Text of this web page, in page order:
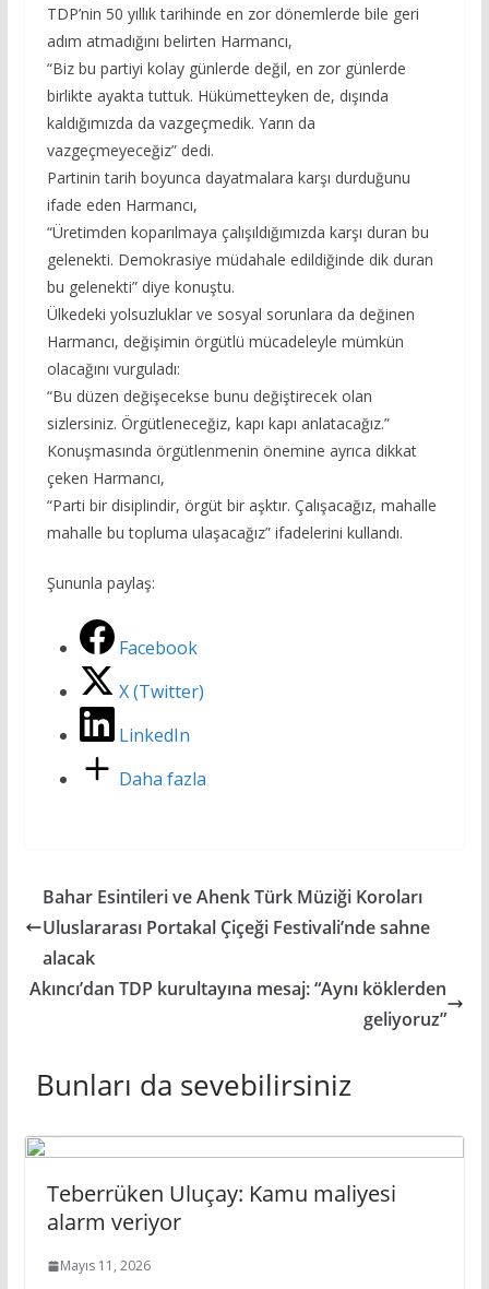
TDP’nin 50 yıllık tarihinde en zor dönemlerde bile geri
adım atmadığını belirten Harmancı,
“Biz bu partiyi kolay günlerde değil, en zor günlerde
birlikte ayakta tuttuk. Hükümetteyken de, dışında
kaldığımızda da vazgeçmedik. Yarın da
vazgeçmeyeceğiz” dedi.
Partinin tarih boyunca dayatmalara karşı durduğunu
ifade eden Harmancı,
“Üretimden koparılmaya çalışıldığımızda karşı duran bu
gelenekti. Demokrasiye müdahale edildiğinde dik duran
bu gelenekti” diye konuştu.
Ülkedeki yolsuzluklar ve sosyal sorunlara da değinen
Harmancı, değişimin örgütlü mücadeleyle mümkün
olacağını vurguladı:
“Bu düzen değişecekse bunu değiştirecek olan
sizlersiniz. Örgütleneceğiz, kapı kapı anlatacağız.”
Konuşmasında örgütlenmenin önemine ayrıca dikkat
çeken Harmancı,
“Parti bir disiplindir, örgüt bir aşktır. Çalışacağız, mahalle
mahalle bu topluma ulaşacağız” ifadelerini kullandı.
Şununla paylaş:
Facebook
X (Twitter)
LinkedIn
Daha fazla
Bahar Esintileri ve Ahenk Türk Müziği Koroları
Uluslararası Portakal Çiçeği Festivali’nde sahne
alacak
Akıncı’dan TDP kurultayına mesaj: “Aynı köklerden
geliyoruz”
Bunları da sevebilirsiniz
Teberrüken Uluçay: Kamu maliyesi
alarm veriyor
Mayıs 11, 2026